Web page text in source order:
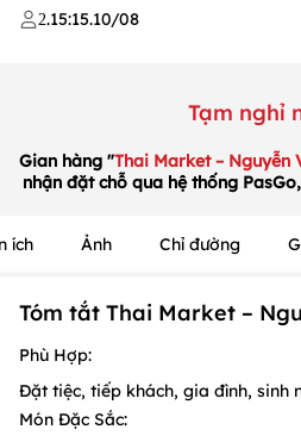
2.15:15.10/08
Tạm nghỉ
Gian hàng "Thai Market – Nguyễn
nhận đặt chỗ qua hệ thống
ích Ảnh Chỉ đường
Tóm tắt Thai Market –
Phù Hợp:
Đặt tiệc, tiếp khách, gia đình, sinh
Món Đặc Sắc:
/1